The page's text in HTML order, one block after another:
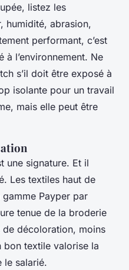
listez les
humidité, abrasion,
performant, c’est
à l’environnement. Ne
s’il doit être exposé à
isolante pour un travail
mais elle peut être
une signature. Et il
Les textiles haut de
Payper par
tenue de la broderie
décoloration, moins
textile valorise la
le salarié.